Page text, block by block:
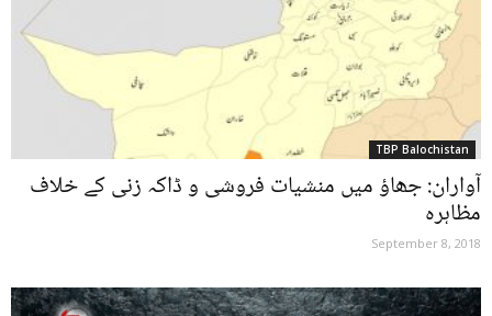
TBP Balochistan
آواران: جھاؤ میں منشیات فروشی و ڈاکہ زنی کے خلاف
مظاہرہ
September 8, 2018